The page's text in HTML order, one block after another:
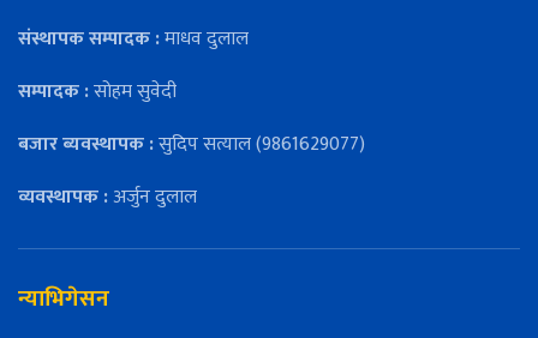
संस्थापक सम्पादक :माधव दुलाल
सम्पादक :सोहम सुवेदी
बजार ब्यवस्थापक :सुदिप सत्याल (9861629077)
व्यवस्थापक :अर्जुन दुलाल
न्याभिगेसन